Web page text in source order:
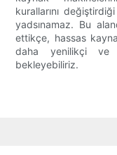
kurallarını
yadsınamaz. Bu
ettikçe, hassas
daha yenilikçi ve
bekleyebiliriz.